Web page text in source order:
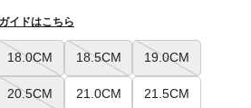
18.0CM 18.5CM 19.0CM
20.5CM 21.0CM 21.5CM
イドはこちら